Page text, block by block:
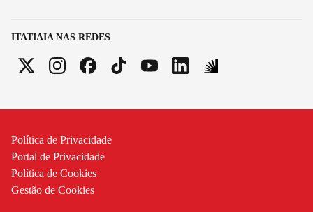
ITATIAIA NAS REDES
Política de Privacidade
Portal de Privacidade
Política de Cookies
Gestão de Cookies